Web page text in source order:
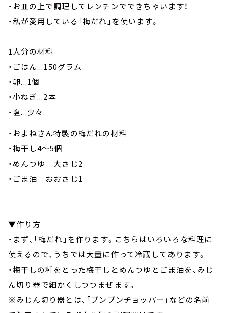
・お皿の上で調理してレンチンでできちゃいます！
・私が愛用している「梅だれ」を使います。
1人分の材料
・ごはん...150グラム
・卵...1個
・小ねぎ...2本
・塩...少々
・およねさん特製の梅だれの材料
・梅干し4～5個
・めんつゆ 大さじ2
・ごま油 おおさじ1
▼作り方
・まず、「梅だれ」を作ります。こちらはいろいろな料理に
使えるので、うちでは大量に作って冷蔵してあります。
・梅干しの種をとった梅干しとめんつゆとごま油を、みじ
ん切り器で細かくしつつまぜます。
※みじん切り器とは、「ブンブンチョッパー」などの名前